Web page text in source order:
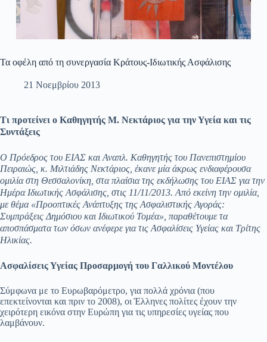
Τα οφέλη από τη συνεργασία Κράτους-Ιδιωτικής Ασφάλισης
21 Νοεμβρίου 2013
Τι προτείνει ο Καθηγητής Μ. Νεκτάριος για την Υγεία και τις
Συντάξεις
Ο Πρόεδρος του ΕΙΑΣ και Αναπλ. Καθηγητής του Πανεπιστημίου
Πειραιώς, κ. Μιλτιάδης Νεκτάριος, έκανε μία άκρως ενδιαφέρουσα
ομιλία στη Θεσσαλονίκη, στα πλαίσια της εκδήλωσης του ΕΙΑΣ για την
Ημέρα Ιδιωτικής Ασφάλισης, στις 11/11/2013. Από εκείνη την ομιλία,
με θέμα «Προοπτικές Ανάπτυξης της Ασφαλιστικής Αγοράς:
Συμπράξεις Δημόσιου και Ιδιωτικού Τομέα», παραθέτουμε τα
αποσπάσματα των όσων ανέφερε για τις Ασφαλίσεις Υγείας και Τρίτης
Ηλικίας.
Ασφαλίσεις Υγείας Προσαρμογή του Γαλλικού Μοντέλου
Σύμφωνα με το Ευρωβαρόμετρο, για πολλά χρόνια (που
επεκτείνονται και πριν το 2008), οι Έλληνες πολίτες έχουν την
χειρότερη εικόνα στην Ευρώπη για τις υπηρεσίες υγείας που
λαμβάνουν.